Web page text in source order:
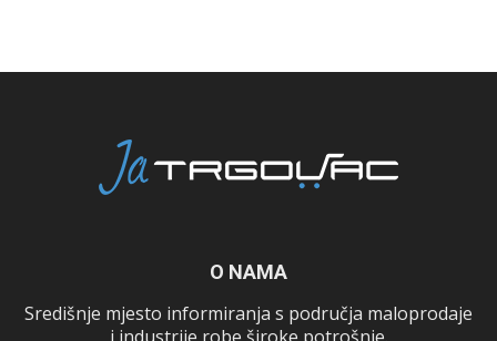
O NAMA
Središnje mjesto informiranja s područja maloprodaje